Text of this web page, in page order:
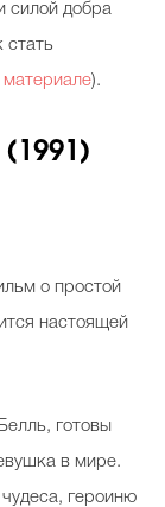
силой добра
стать
материале).
о простой
настоящей
готовы
в мире.
героиню